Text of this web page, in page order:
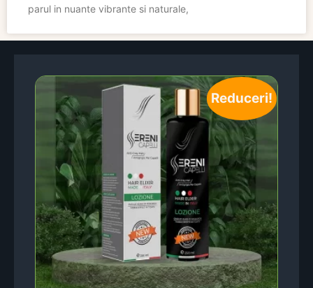
parul in nuante vibrante si naturale,
Reduceri!